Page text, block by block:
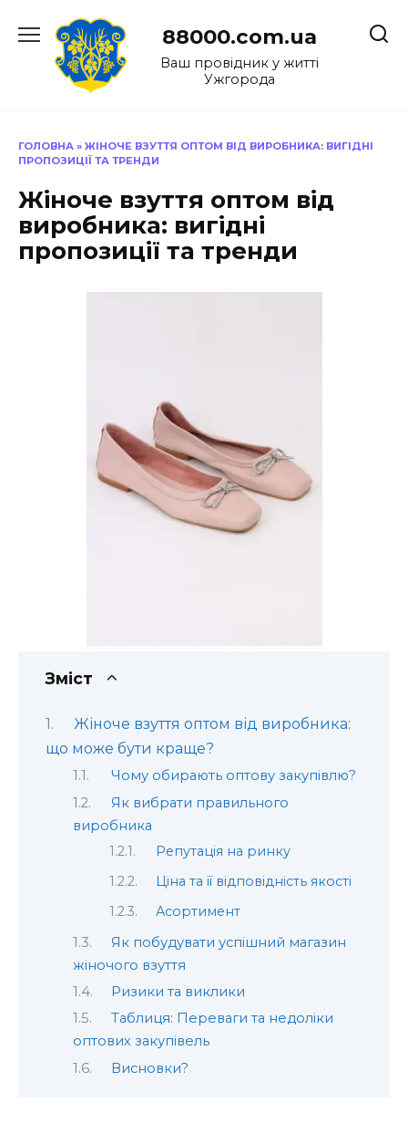
до
88000.com.ua
Ваш провідник у житті
Ужгорода
ГОЛОВНА » ЖІНОЧЕ ВЗУТТЯ ОПТОМ ВІД ВИРОБНИКА: ВИГІДНІ
ПРОПОЗИЦІЇ ТА ТРЕНДИ
Жіноче взуття оптом від
виробника: вигідні
пропозиції та тренди
Зміст
Жіноче взуття оптом від виробника:
що може бути краще?
Чому обирають оптову закупівлю?
Як вибрати правильного
виробника
Репутація на ринку
Ціна та її відповідність якості
Асортимент
Як побудувати успішний магазин
жіночого взуття
Ризики та виклики
Таблиця: Переваги та недоліки
оптових закупівель
Висновки?